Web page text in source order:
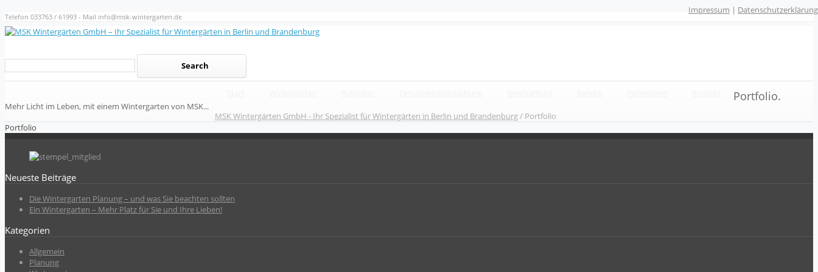
Telefon 033763 / 61993 - Mail info@msk-wintergarten.de
Mehr Licht im Leben, mit einem Wintergarten von MSK...
Portfolio.
MSK Wintergärten GmbH - Ihr Spezialist für Wintergärten in Berlin und Brandenburg/ Portfolio
Portfolio
Neueste Beiträge
Die Wintergarten Planung – und was Sie beachten sollten
Ein Wintergarten – Mehr Platz für Sie und Ihre Lieben!
Kategorien
Allgemein
Planung
Impressum | Datenschutzerklärung